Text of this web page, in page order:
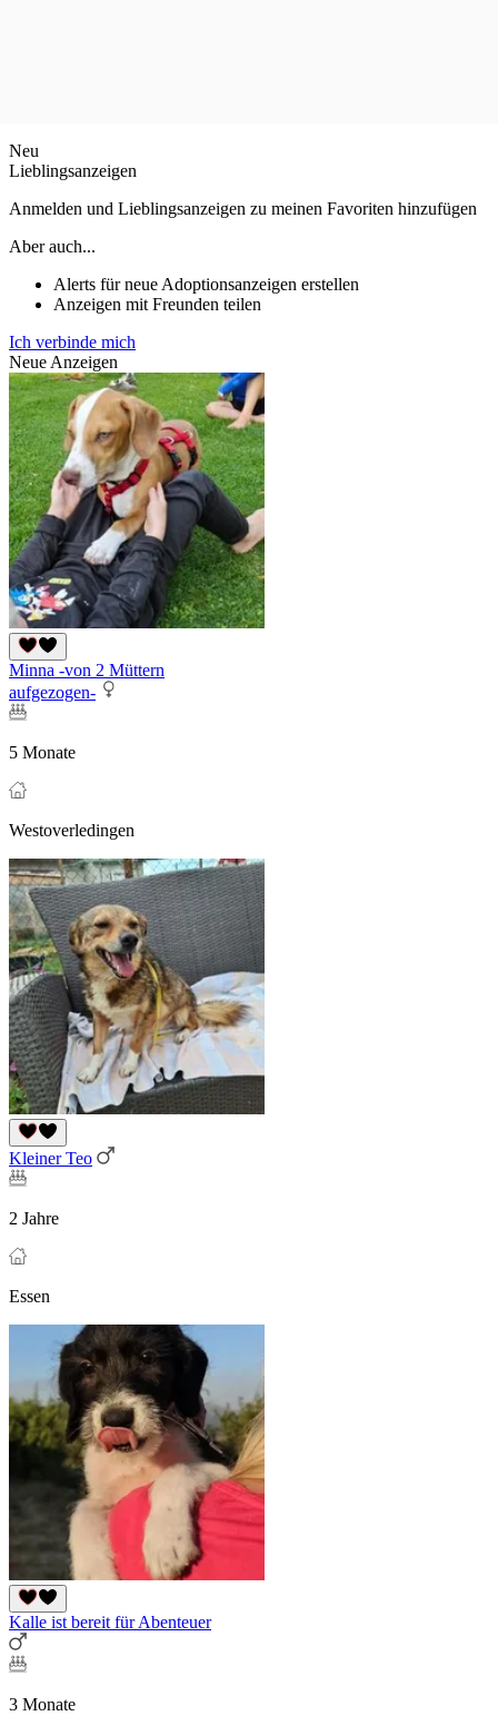
Neu
Lieblingsanzeigen
Anmelden und Lieblingsanzeigen zu meinen Favoriten hinzufügen
Aber auch...
Alerts für neue Adoptionsanzeigen erstellen
Anzeigen mit Freunden teilen
Ich verbinde mich
Neue Anzeigen
Minna -von 2 Müttern
aufgezogen-
5 Monate
Westoverledingen
Kleiner Teo
2 Jahre
Essen
Kalle ist bereit für Abenteuer
3 Monate